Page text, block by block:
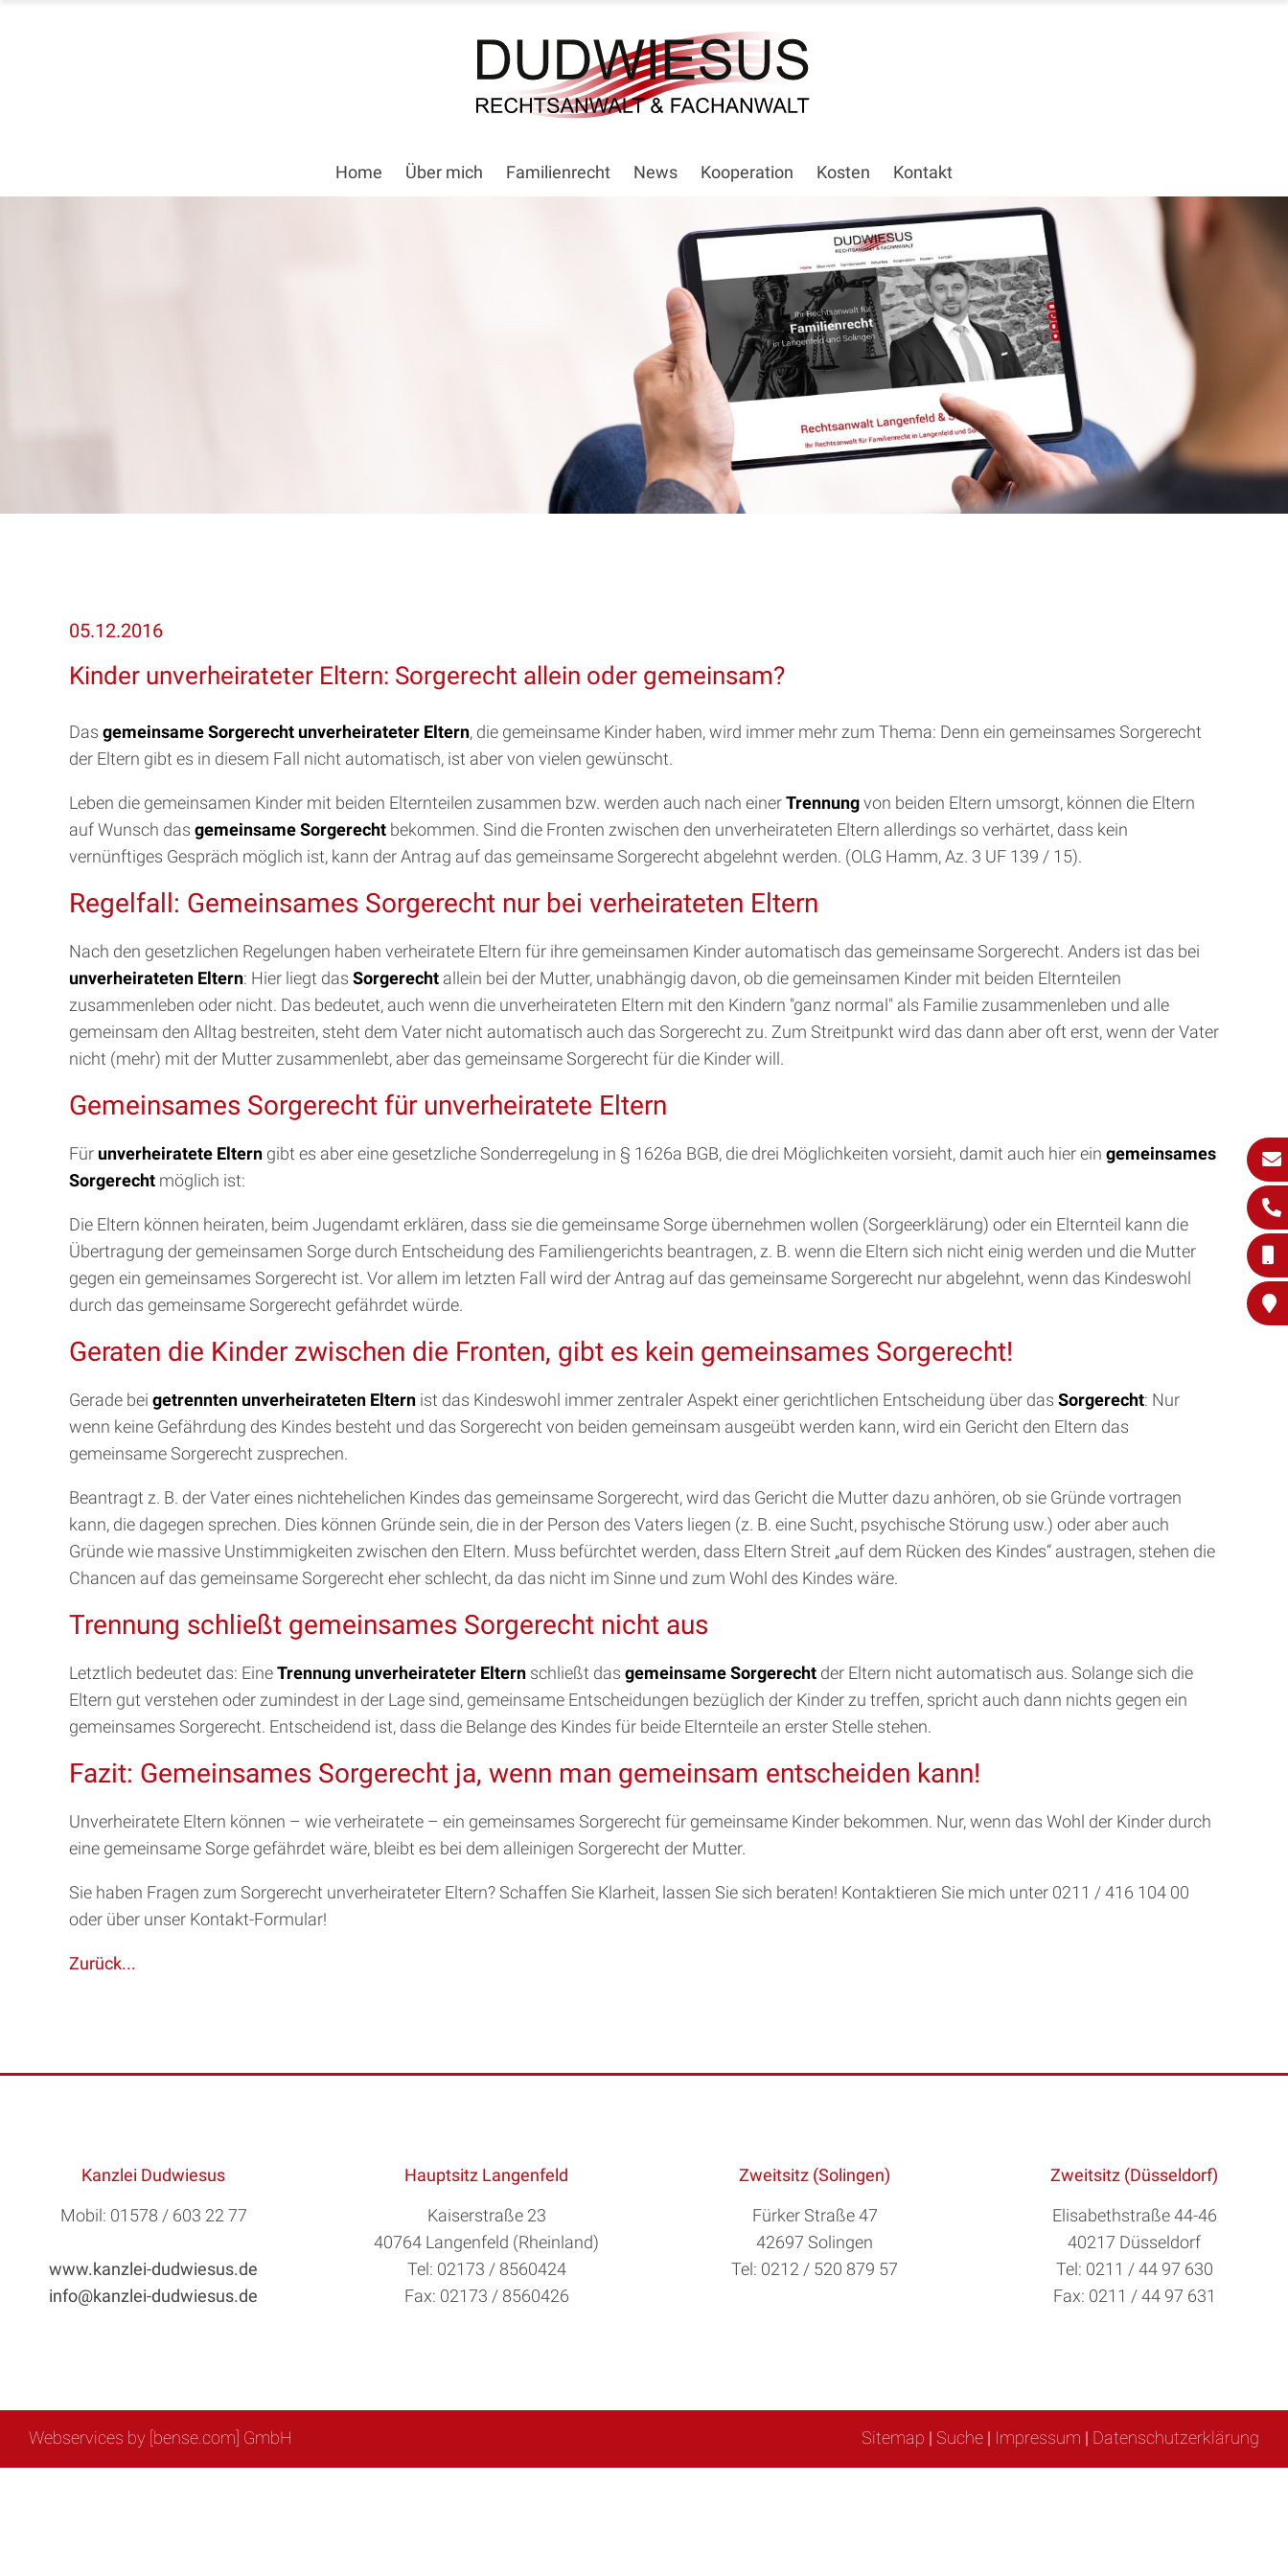
Home Über mich Familienrecht News Kooperation Kosten Kontakt
05.12.2016
Kinder unverheirateter Eltern: Sorgerecht allein oder gemeinsam?
Das gemeinsame Sorgerecht unverheirateter Eltern, die gemeinsame Kinder haben, wird immer mehr zum Thema: Denn ein gemeinsames Sorgerecht
der Eltern gibt es in diesem Fall nicht automatisch, ist aber von vielen gewünscht.
Leben die gemeinsamen Kinder mit beiden Elternteilen zusammen bzw. werden auch nach einerTrennungvon beiden Eltern umsorgt, können die Eltern
auf Wunsch das gemeinsame Sorgerecht bekommen. Sind die Fronten zwischen den unverheirateten Eltern allerdings so verhärtet, dass kein
vernünftiges Gespräch möglich ist, kann der Antrag auf das gemeinsame Sorgerecht abgelehnt werden. (OLG Hamm, Az. 3 UF 139 / 15).
Regelfall: Gemeinsames Sorgerecht nur bei verheirateten Eltern
Nach den gesetzlichen Regelungen haben verheiratete Eltern für ihre gemeinsamen Kinder automatisch das gemeinsame Sorgerecht. Anders ist das bei
unverheirateten Eltern: Hier liegt das Sorgerecht allein bei der Mutter, unabhängig davon, ob die gemeinsamen Kinder mit beiden Elternteilen
zusammenleben oder nicht. Das bedeutet, auch wenn die unverheirateten Eltern mit den Kindern "ganz normal" als Familie zusammenleben und alle
gemeinsam den Alltag bestreiten, steht dem Vater nicht automatisch auch das Sorgerecht zu. Zum Streitpunkt wird das dann aber oft erst, wenn der Vater
nicht (mehr) mit der Mutter zusammenlebt, aber das gemeinsame Sorgerecht für die Kinder will.
Gemeinsames Sorgerecht für unverheiratete Eltern
Für unverheiratete Eltern gibt es aber eine gesetzliche Sonderregelung in § 1626a BGB, die drei Möglichkeiten vorsieht, damit auch hier ein gemeinsames
Sorgerecht möglich ist:
Die Eltern können heiraten, beim Jugendamt erklären, dass sie die gemeinsame Sorge übernehmen wollen (Sorgeerklärung) oder ein Elternteil kann die
Übertragung der gemeinsamen Sorge durch Entscheidung des Familiengerichts beantragen, z. B. wenn die Eltern sich nicht einig werden und die Mutter
gegen ein gemeinsames Sorgerecht ist. Vor allem im letzten Fall wird der Antrag auf das gemeinsame Sorgerecht nur abgelehnt, wenn das Kindeswohl
durch das gemeinsame Sorgerecht gefährdet würde.
Geraten die Kinder zwischen die Fronten, gibt es kein gemeinsames Sorgerecht!
Gerade bei getrennten unverheirateten Eltern ist das Kindeswohl immer zentraler Aspekt einer gerichtlichen Entscheidung über das Sorgerecht: Nur
wenn keine Gefährdung des Kindes besteht und das Sorgerecht von beiden gemeinsam ausgeübt werden kann, wird ein Gericht den Eltern das
gemeinsame Sorgerecht zusprechen.
Beantragt z. B. der Vater eines nichtehelichen Kindes das gemeinsame Sorgerecht, wird das Gericht die Mutter dazu anhören, ob sie Gründe vortragen
kann, die dagegen sprechen. Dies können Gründe sein, die in der Person des Vaters liegen (z. B. eine Sucht, psychische Störung usw.) oder aber auch
Gründe wie massive Unstimmigkeiten zwischen den Eltern. Muss befürchtet werden, dass Eltern Streit „auf dem Rücken des Kindes“ austragen, stehen die
Chancen auf das gemeinsame Sorgerecht eher schlecht, da das nicht im Sinne und zum Wohl des Kindes wäre.
Trennung schließt gemeinsames Sorgerecht nicht aus
Letztlich bedeutet das: EineTrennung unverheirateter Eltern schließt das gemeinsame Sorgerecht der Eltern nicht automatisch aus. Solange sich die
Eltern gut verstehen oder zumindest in der Lage sind, gemeinsame Entscheidungen bezüglich der Kinder zu treffen, spricht auch dann nichts gegen ein
gemeinsames Sorgerecht. Entscheidend ist, dass die Belange des Kindes für beide Elternteile an erster Stelle stehen.
Fazit: Gemeinsames Sorgerecht ja, wenn man gemeinsam entscheiden kann!
Unverheiratete Eltern können – wie verheiratete – ein gemeinsames Sorgerecht für gemeinsame Kinder bekommen. Nur, wenn das Wohl der Kinder durch
eine gemeinsame Sorge gefährdet wäre, bleibt es bei dem alleinigen Sorgerecht der Mutter.
Sie haben Fragen zum Sorgerecht unverheirateter Eltern? Schaffen Sie Klarheit, lassen Sie sich beraten! Kontaktieren Sie mich unter 0211 / 416 104 00
oder über unser Kontakt-Formular!
Zurück...
Kanzlei Dudwiesus
Mobil: 01578 / 603 22 77
www.kanzlei-dudwiesus.de
info@kanzlei-dudwiesus.de
Hauptsitz Langenfeld
Kaiserstraße 23
40764 Langenfeld (Rheinland)
Tel: 02173 / 8560424
Fax: 02173 / 8560426
Zweitsitz (Solingen)
Fürker Straße 47
42697 Solingen
Tel: 0212 / 520 879 57
Zweitsitz (Düsseldorf)
Elisabethstraße 44-46
40217 Düsseldorf
Tel: 0211 / 44 97 630
Fax: 0211 / 44 97 631
Webservices by [bense.com] GmbH Sitemap | Suche | Impressum | Datenschutzerklärung